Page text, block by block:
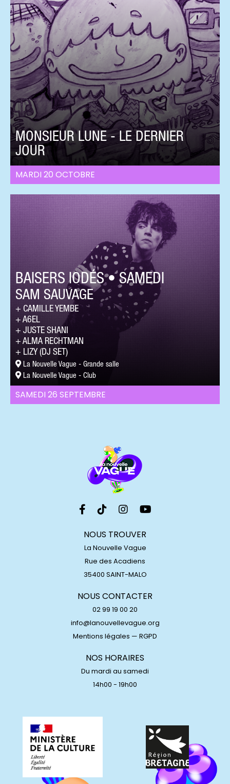
MARDI 20 OCTOBRE
MONSIEUR LUNE - LE DERNIER
JOUR
SAMEDI 26 SEPTEMBRE
BAISERS IODÉS • SAMEDI
SAM SAUVAGE
CAMILLE YEMBE
A6EL
JUSTE SHANI
ALMA RECHTMAN
LIZY (DJ SET)
La Nouvelle Vague - Grande salle
La Nouvelle Vague - Club
NOUS TROUVER
La Nouvelle Vague
Rue des Acadiens
35400 SAINT-MALO
NOUS CONTACTER
02 99 19 00 20
info@lanouvellevague.org
Mentions légales — RGPD
NOS HORAIRES
Du mardi au samedi
14h00 - 19h00